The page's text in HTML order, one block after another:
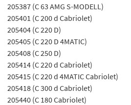
205387 (C 63 AMG S-MODELL)
205401 (C 200 d Cabriolet)
205404 (C 220 D)
205405 (C 220 D 4MATIC)
205408 (C 250 D)
205414 (C 220 d Cabriolet)
205415 (C 220 d 4MATIC Cabriolet)
205418 (C 300 d Cabriolet)
205440 (C 180 Cabriolet)